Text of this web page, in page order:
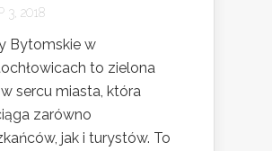
3, 2018
Bytomskie w
to zielona
sercu miasta, która
zarówno
jak i turystów. To